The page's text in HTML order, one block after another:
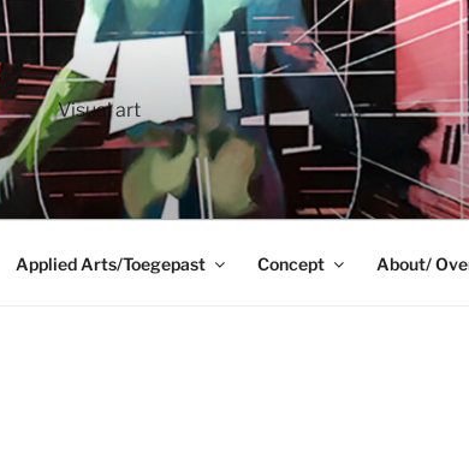
Visual art
Applied Arts/Toegepast Concept About/